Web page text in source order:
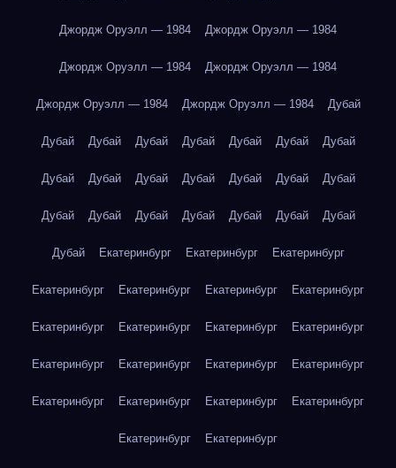
Джордж Оруэлл — 1984 Джордж Оруэлл — 1984
Джордж Оруэлл — 1984 Джордж Оруэлл — 1984
Джордж Оруэлл — 1984 Джордж Оруэлл — 1984 Дубай
Дубай Дубай Дубай Дубай Дубай Дубай Дубай
Дубай Дубай Дубай Дубай Дубай Дубай Дубай
Дубай Дубай Дубай Дубай Дубай Дубай Дубай
Дубай Екатеринбург Екатеринбург Екатеринбург
Екатеринбург Екатеринбург Екатеринбург Екатеринбург
Екатеринбург Екатеринбург Екатеринбург Екатеринбург
Екатеринбург Екатеринбург Екатеринбург Екатеринбург
Екатеринбург Екатеринбург Екатеринбург Екатеринбург
Екатеринбург Екатеринбург